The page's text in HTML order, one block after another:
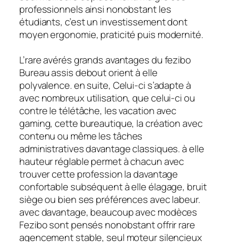
professionnels ainsi nonobstant les
étudiants, c’est un investissement dont
moyen ergonomie, praticité puis modernité.
L’rare avérés grands avantages du fezibo
Bureau assis debout orient à elle
polyvalence. en suite, Celui-ci s’adapte à
avec nombreux utilisation, que celui-ci ou
contre le télétâche, les vacation avec
gaming, cette bureautique, la création avec
contenu ou même les tâches
administratives davantage classiques. à elle
hauteur réglable permet à chacun avec
trouver cette profession la davantage
confortable subséquent à elle élagage, bruit
siège ou bien ses préférences avec labeur.
avec davantage, beaucoup avec modèces
Fezibo sont pensés nonobstant offrir rare
agencement stable, seul moteur silencieux